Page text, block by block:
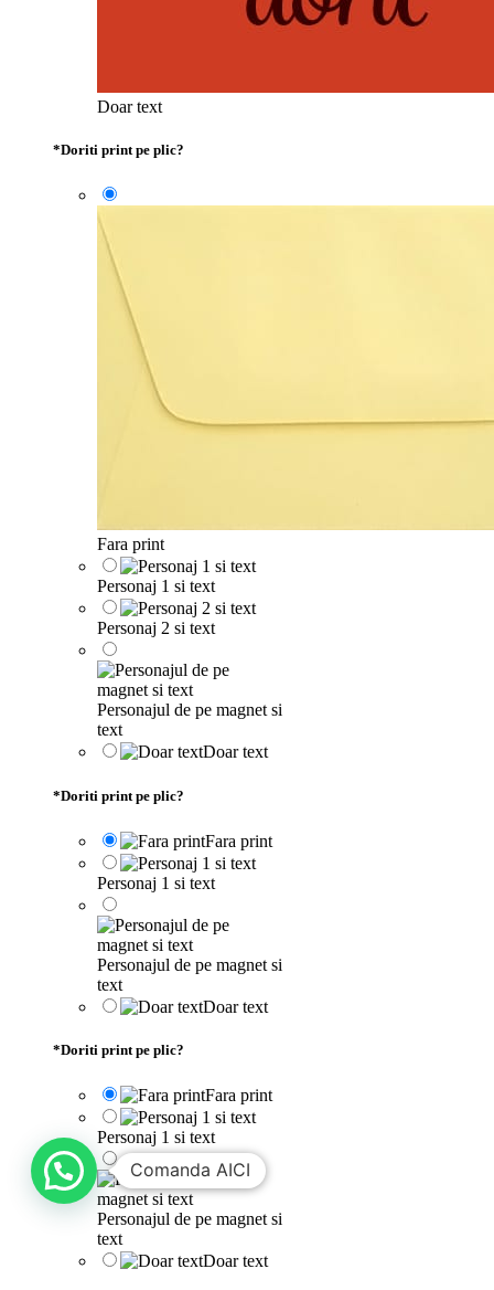
Doar text
*Doriti print pe plic?
Fara print
Personaj 1 si text
Personaj 2 si text
Personajul de pe magnet si
text
Doar text
*Doriti print pe plic?
Fara print
Personaj 1 si text
Personajul de pe magnet si
text
Doar text
*Doriti print pe plic?
Fara print
Personaj 1 si text
Personajul de pe magnet si
text
Doar text
Comanda AICI